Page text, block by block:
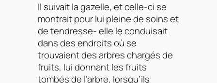
Il suivait la gazelle, et celle-ci se
montrait pour lui pleine de soins et
de tendresse- elle le conduisait
dans des endroits où se
trouvaient des arbres chargés de
fruits, lui donnant les fruits
tombés de l’arbre, lorsqu’ils